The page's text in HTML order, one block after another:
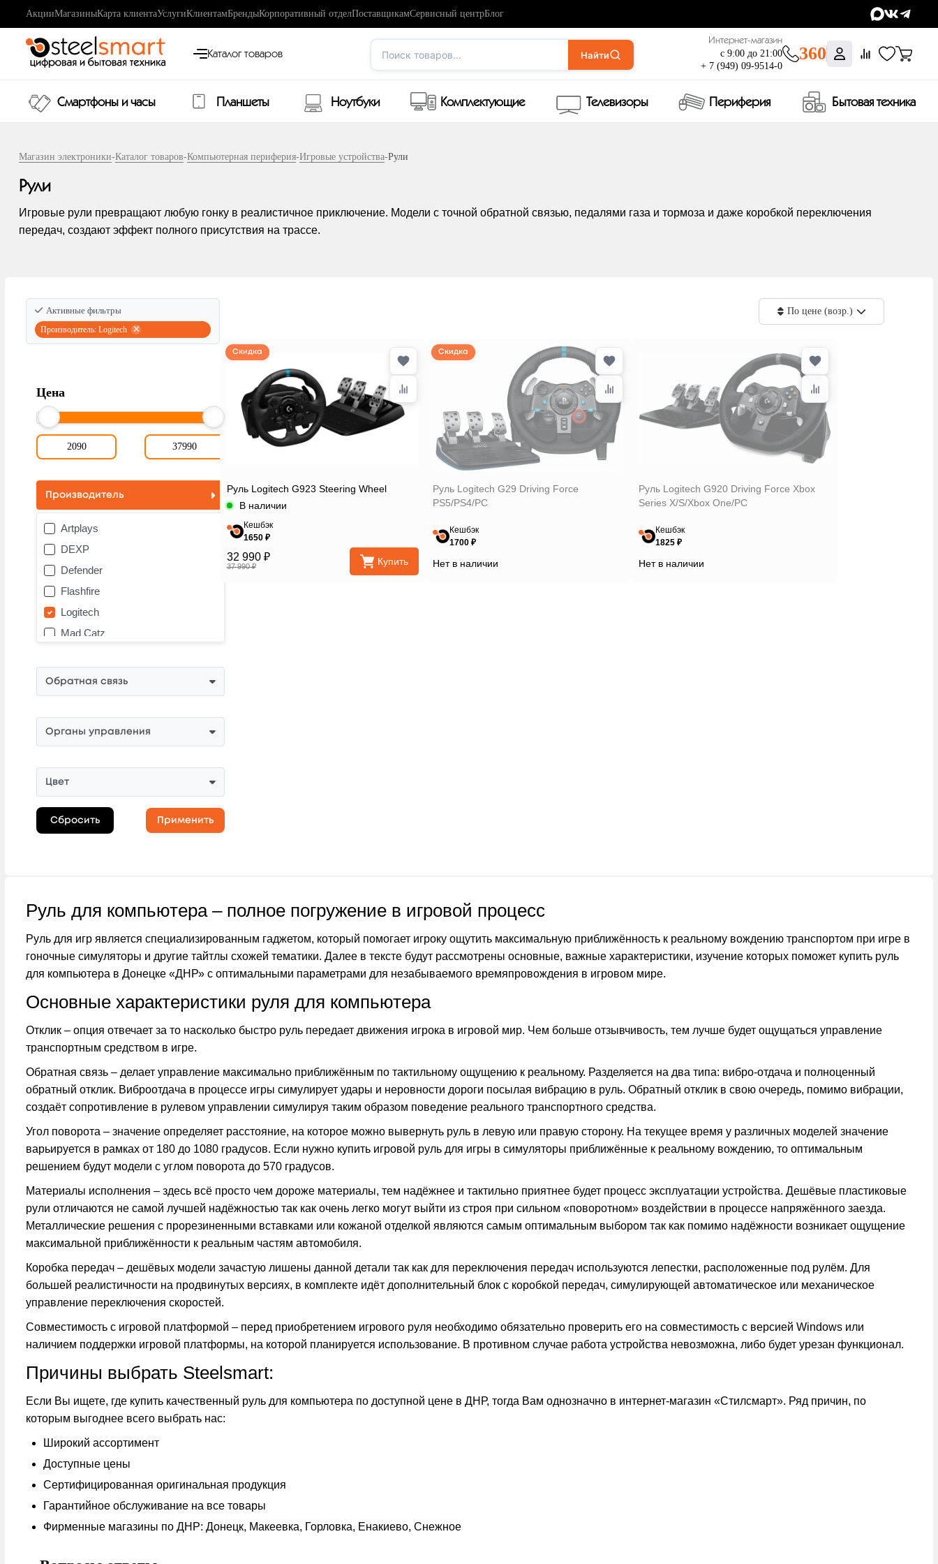
АкцииМагазиныКарта клиентаУслугиКлиентамБрендыКорпоративный отделПоставщикамСервисный центрБлог
Каталог товаров Поиск товаров... Найти
Интернет-магазин
с 9:00 до 21:00
+ 7 (949) 09-9514-0
360
Смартфоны и часы Планшеты Ноутбуки Комплектующие Телевизоры Периферия Бытовая техника
Магазин электроники-Каталог товаров-Компьютерная периферия-Игровые устройства-Рули
Рули
Игровые рули превращают любую гонку в реалистичное приключение. Модели с точной обратной связью, педалями газа и тормоза и даже коробкой переключения
передач, создают эффект полного присутствия на трассе.
Активные фильтры
Производитель: Logitech
Цена
Производитель
Artplays
DEXP
Defender
Flashfire
Logitech
Mad Catz
Обратная связь
Органы управления
Цвет
Сбросить Применить
По цене (возр.)
Скидка
Руль Logitech G923 Steering Wheel
В наличии
Кешбэк
1650 ₽
32 990 ₽
37 990 ₽ Купить
Скидка
Руль Logitech G29 Driving Force
PS5/PS4/PC
Кешбэк
1700 ₽
Нет в наличии
Руль Logitech G920 Driving Force Xbox
Series X/S/Xbox One/PC
Кешбэк
1825 ₽
Нет в наличии
Руль для компьютера – полное погружение в игровой процесс
Руль для игр является специализированным гаджетом, который помогает игроку ощутить максимальную приближённость к реальному вождению транспортом при игре в
гоночные симуляторы и другие тайтлы схожей тематики. Далее в тексте будут рассмотрены основные, важные характеристики, изучение которых поможет купить руль
для компьютера в Донецке «ДНР» с оптимальными параметрами для незабываемого времяпровождения в игровом мире.
Основные характеристики руля для компьютера
Отклик – опция отвечает за то насколько быстро руль передает движения игрока в игровой мир. Чем больше отзывчивость, тем лучше будет ощущаться управление
транспортным средством в игре.
Обратная связь – делает управление максимально приближённым по тактильному ощущению к реальному. Разделяется на два типа: вибро-отдача и полноценный
обратный отклик. Виброотдача в процессе игры симулирует удары и неровности дороги посылая вибрацию в руль. Обратный отклик в свою очередь, помимо вибрации,
создаёт сопротивление в рулевом управлении симулируя таким образом поведение реального транспортного средства.
Угол поворота – значение определяет расстояние, на которое можно вывернуть руль в левую или правую сторону. На текущее время у различных моделей значение
варьируется в рамках от 180 до 1080 градусов. Если нужно купить игровой руль для игры в симуляторы приближённые к реальному вождению, то оптимальным
решением будут модели с углом поворота до 570 градусов.
Материалы исполнения – здесь всё просто чем дороже материалы, тем надёжнее и тактильно приятнее будет процесс эксплуатации устройства. Дешёвые пластиковые
рули отличаются не самой лучшей надёжностью так как очень легко могут выйти из строя при сильном «поворотном» воздействии в процессе напряжённого заезда.
Металлические решения с прорезиненными вставками или кожаной отделкой являются самым оптимальным выбором так как помимо надёжности возникает ощущение
максимальной приближённости к реальным частям автомобиля.
Коробка передач – дешёвых модели зачастую лишены данной детали так как для переключения передач используются лепестки, расположенные под рулём. Для
большей реалистичности на продвинутых версиях, в комплекте идёт дополнительный блок с коробкой передач, симулирующей автоматическое или механическое
управление переключения скоростей.
Совместимость с игровой платформой – перед приобретением игрового руля необходимо обязательно проверить его на совместимость с версией Windows или
наличием поддержки игровой платформы, на которой планируется использование. В противном случае работа устройства невозможна, либо будет урезан функционал.
Причины выбрать Steelsmart:
Если Вы ищете, где купить качественный руль для компьютера по доступной цене в ДНР, тогда Вам однозначно в интернет-магазин «Стилсмарт». Ряд причин, по
которым выгоднее всего выбрать нас:
Широкий ассортимент
Доступные цены
Сертифицированная оригинальная продукция
Гарантийное обслуживание на все товары
Фирменные магазины по ДНР: Донецк, Макеевка, Горловка, Енакиево, Снежное